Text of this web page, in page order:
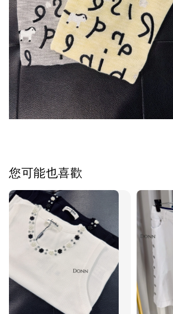
您可能也喜歡